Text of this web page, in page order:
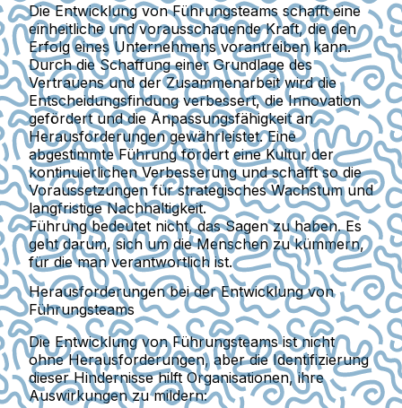
Die Entwicklung von Führungsteams schafft eine
einheitliche und vorausschauende Kraft, die den
Erfolg eines Unternehmens vorantreiben kann.
Durch die Schaffung einer Grundlage des
Vertrauens und der Zusammenarbeit wird die
Entscheidungsfindung verbessert, die Innovation
gefördert und die Anpassungsfähigkeit an
Herausforderungen gewährleistet. Eine
abgestimmte Führung fördert eine Kultur der
kontinuierlichen Verbesserung und schafft so die
Voraussetzungen für strategisches Wachstum und
langfristige Nachhaltigkeit.
Führung bedeutet nicht, das Sagen zu haben. Es
geht darum, sich um die Menschen zu kümmern,
für die man verantwortlich ist.
Herausforderungen bei der Entwicklung von
Führungsteams
Die Entwicklung von Führungsteams ist nicht
ohne Herausforderungen, aber die Identifizierung
dieser Hindernisse hilft Organisationen, ihre
Auswirkungen zu mildern: